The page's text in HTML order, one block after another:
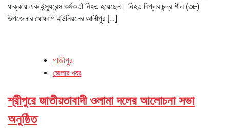
ধাক্কায় এক ইন্স্যুরেন্স কর্মকর্তা নিহত হয়েছেন। নিহত বিপ্লব চন্দ্র শীল (৩৮)
উপজেলার ঘোষবাগ ইউনিয়নের আলীপুর […]
গাজীপুর
জেলার খবর
শ্রীপুরে জাতীয়তাবাদী ওলামা দলের আলোচনা সভা
অনুষ্ঠিত